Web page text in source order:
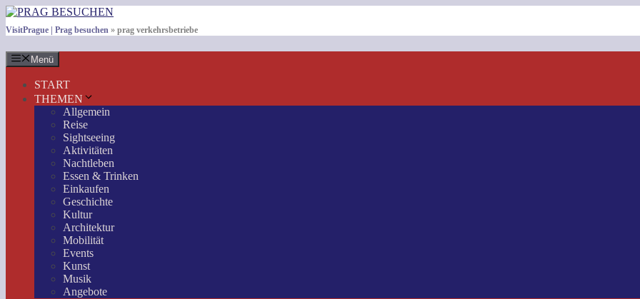
Zum
Inhalt
springen
VisitPrague | Prag besuchen » prag verkehrsbetriebe
Menü
START
THEMEN
Allgemein
Reise
Sightseeing
Aktivitäten
Nachtleben
Essen & Trinken
Einkaufen
Geschichte
Kultur
Architektur
Mobilität
Events
Kunst
Musik
Angebote